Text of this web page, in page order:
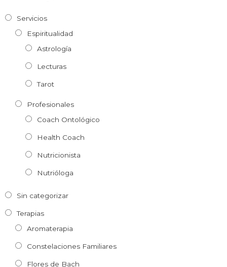
Servicios
Espiritualidad
Astrología
Lecturas
Tarot
Profesionales
Coach Ontológico
Health Coach
Nutricionista
Nutrióloga
Sin categorizar
Terapias
Aromaterapia
Constelaciones Familiares
Flores de Bach